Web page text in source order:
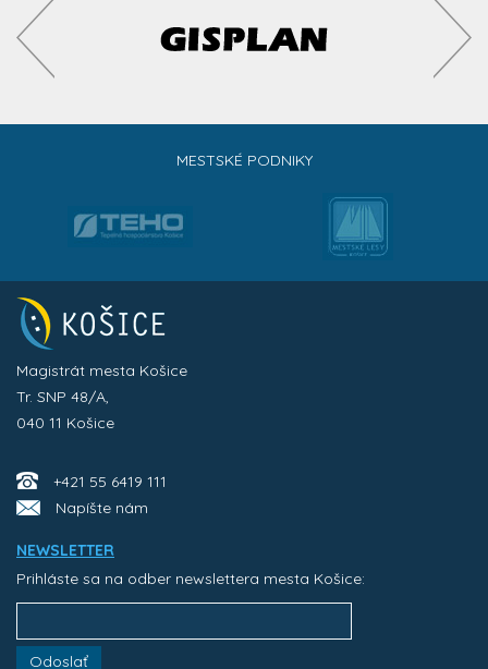
MESTSKÉ PODNIKY
Magistrát mesta Košice
Tr. SNP 48/A,
040 11 Košice
+421 55 6419 111
Napíšte nám
NEWSLETTER
Prihláste sa na odber newslettera mesta Košice:
Odoslať